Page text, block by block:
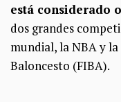
está considerado
dos grandes
mundial, la NBA y
Baloncesto (FIBA).